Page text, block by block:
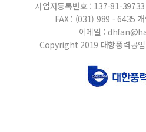
사업자등록번호 : 137-81-39733
FAX : (031) 989 - 6435
이메일 :
Copyright 2019 대항풍력공